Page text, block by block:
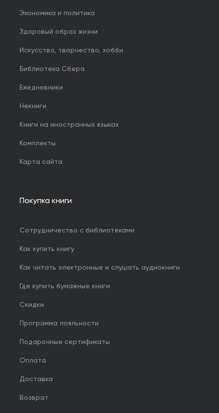
Экономика и политика
Здоровый образ жизни
Искусство, творчество, хобби
Библиотека Сбера
Ежедневники
Некниги
Книги на иностранных языках
Комплекты
Карта сайта
Покупка книги
Сотрудничество с библиотеками
Как купить книгу
Как читать электронные и слушать аудиокниги
Где купить бумажные книги
Скидки
Программа лояльности
Подарочные сертификаты
Оплата
Доставка
Возврат